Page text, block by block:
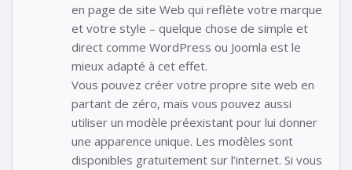
en page de site Web qui reflète votre marque
et votre style – quelque chose de simple et
direct comme WordPress ou Joomla est le
mieux adapté à cet effet.
Vous pouvez créer votre propre site web en
partant de zéro, mais vous pouvez aussi
utiliser un modèle préexistant pour lui donner
une apparence unique. Les modèles sont
disponibles gratuitement sur l’internet. Si vous